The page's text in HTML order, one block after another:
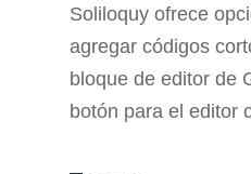
Soliloquy ofrece
agregar códigos
bloque de editor de
botón para el editor